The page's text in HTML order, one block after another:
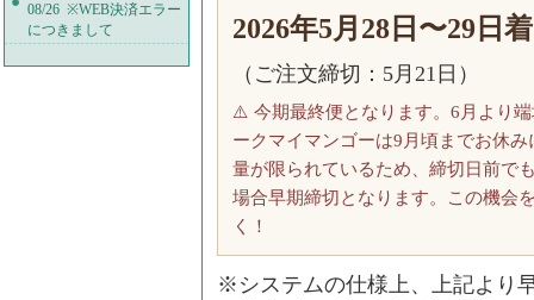
08/26 ※WEB決済エラー
につきまして
2026年5月28日〜29日着
（ご注文締切：5月21日）
⚠️ 今期最終便となります。6月より
ークマイマンゴーは9月頃までお休
量が限られているため、締切日前で
場合早期締切となります。この機会
く！
※システムの仕様上、上記より